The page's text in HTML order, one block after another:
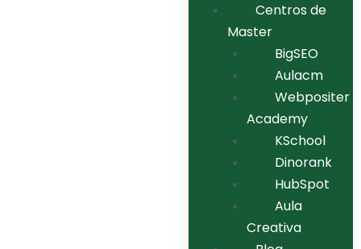
Centros de
Master
BigSEO
Aulacm
Webpositer
Academy
KSchool
Dinorank
HubSpot
Aula
Creativa